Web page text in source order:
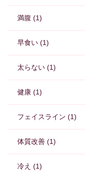
満腹 (1)
早食い (1)
太らない (1)
健康 (1)
フェイスライン (1)
体質改善 (1)
冷え (1)